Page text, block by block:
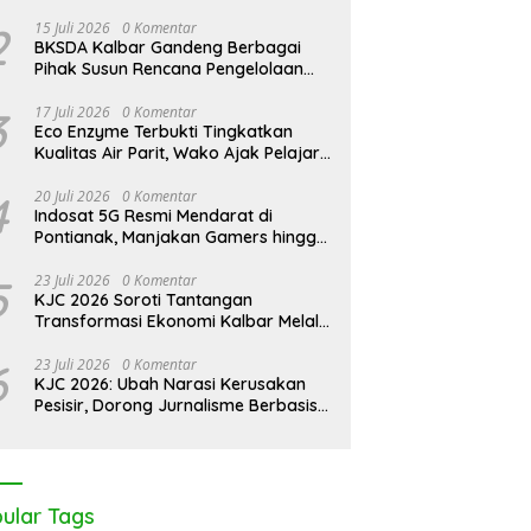
15 Juli 2026 0 Komentar
BKSDA Kalbar Gandeng Berbagai
Pihak Susun Rencana Pengelolaan
Karimata 2027-2036
17 Juli 2026 0 Komentar
Eco Enzyme Terbukti Tingkatkan
Kualitas Air Parit, Wako Ajak Pelajar
20 Juli 2026 0 Komentar
Indosat 5G Resmi Mendarat di
Pontianak, Manjakan Gamers hingga
23 Juli 2026 0 Komentar
KJC 2026 Soroti Tantangan
Transformasi Ekonomi Kalbar Melalui
23 Juli 2026 0 Komentar
KJC 2026: Ubah Narasi Kerusakan
Pesisir, Dorong Jurnalisme Berbasis
Tags